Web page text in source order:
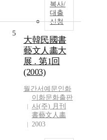
복사/
대출
신청
5
大韓民國書
藝文人畵大
展 . 第1回
(2003)
월간서예문인화
이화문화출판
사(주) 月刊
書藝文人畵
2003